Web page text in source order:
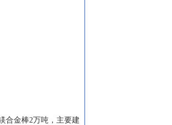
合金棒2万吨，主要建